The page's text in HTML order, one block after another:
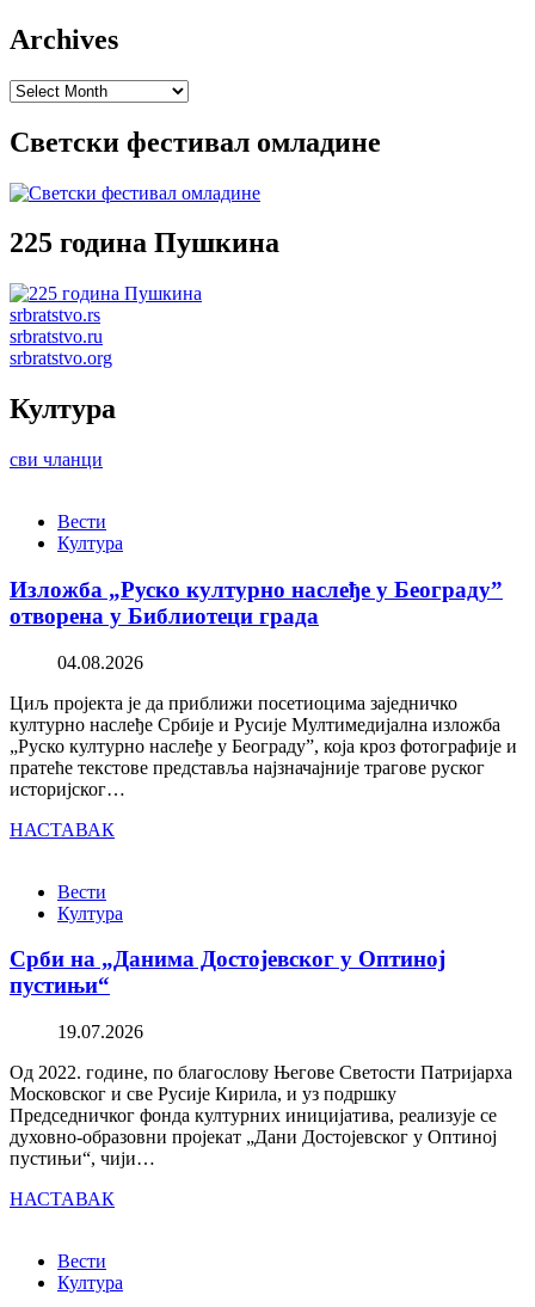
Archives
Archives
Светски фестивал омладине
225 година Пушкина
srbratstvo.rs
srbratstvo.ru
srbratstvo.org
Култура
сви чланци
Вести
Култура
Изложба „Руско културно наслеђе у Београду”
отворена у Библиотеци града
04.08.2026
Циљ пројекта је да приближи посетиоцима заједничко
културно наслеђе Србије и Русије Мултимедијална изложба
„Руско културно наслеђе у Београду”, која кроз фотографије и
пратеће текстове представља најзначајније трагове руског
историјског…
НАСТАВАК
Вести
Култура
Срби на „Данима Достојевског у Оптиној
пустињи“
19.07.2026
Од 2022. године, по благослову Његове Светости Патријарха
Московског и све Русије Кирила, и уз подршку
Председничког фонда културних иницијатива, реализује се
духовно-образовни пројекат „Дани Достојевског у Оптиној
пустињи“, чији…
НАСТАВАК
Вести
Култура